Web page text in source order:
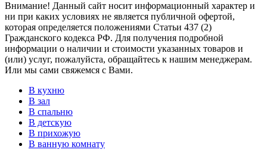
Внимание! Данный сайт носит информационный характер и
ни при каких условиях не является публичной офертой,
которая определяется положениями Статьи 437 (2)
Гражданского кодекса РФ. Для получения подробной
информации о наличии и стоимости указанных товаров и
(или) услуг, пожалуйста, обращайтесь к нашим менеджерам.
Или мы сами свяжемся с Вами.
В кухню
В зал
В спальню
В детскую
В прихожую
В ванную комнату